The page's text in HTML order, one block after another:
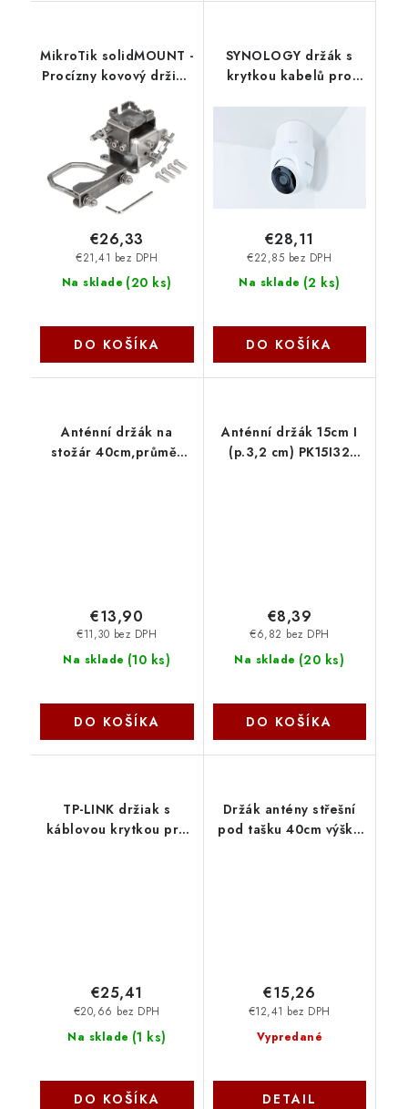
MikroTik solidMOUNT -
Procízny kovový držiak
Na sklade (20 ks)
€21,41 bez DPH
€26,33
DO KOŠÍKA
SYNOLOGY držák s
krytkou kabelů pro
C TP-link
Na sklade (2 ks)
€22,85 bez DPH
€28,11
DO KOŠÍKA
Anténní držák na
stožár 40cm,průměr
Na sklade (10 ks)
€11,30 bez DPH
€13,90
DO KOŠÍKA
Anténní držák 15cm I
(p.3,2 cm) PK15I32
Na sklade (20 ks)
€6,82 bez DPH
€8,39
DO KOŠÍKA
TP-LINK držiak s
káblovou krytkou pre
Na sklade (1 ks)
€20,66 bez DPH
€25,41
DO KOŠÍKA
Držák antény střešní
pod tašku 40cm výška
Vypredané
€12,41 bez DPH
€15,26
DETAIL